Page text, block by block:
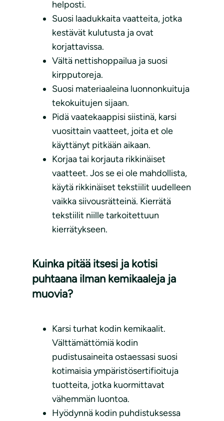
helposti.
Suosi laadukkaita vaatteita, jotka
kestävät kulutusta ja ovat
korjattavissa.
Vältä nettishoppailua ja suosi
kirpputoreja.
Suosi materiaaleina luonnonkuituja
tekokuitujen sijaan.
Pidä vaatekaappisi siistinä, karsi
vuosittain vaatteet, joita et ole
käyttänyt pitkään aikaan.
Korjaa tai korjauta rikkinäiset
vaatteet. Jos se ei ole mahdollista,
käytä rikkinäiset tekstiilit uudelleen
vaikka siivousrätteinä. Kierrätä
tekstiilit niille tarkoitettuun
kierrätykseen.
Kuinka pitää itsesi ja kotisi
puhtaana ilman kemikaaleja ja
muovia?
Karsi turhat kodin kemikaalit.
Välttämättömiä kodin
pudistusaineita ostaessasi suosi
kotimaisia ympäristösertifioituja
tuotteita, jotka kuormittavat
vähemmän luontoa.
Hyödynnä kodin puhdistuksessa